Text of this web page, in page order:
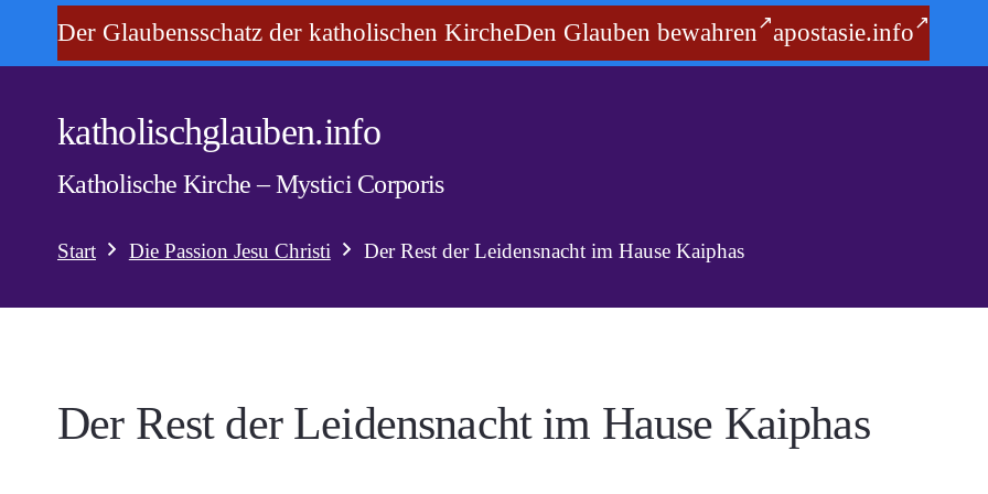
Der Glaubensschatz der katholischen KircheDen Glauben bewahren apostasie.info
katholischglauben.info
Katholische Kirche – Mystici Corporis
Start Die Passion Jesu Christi Der Rest der Leidensnacht im Hause Kaiphas
Der Rest der Leidensnacht im Hause Kaiphas